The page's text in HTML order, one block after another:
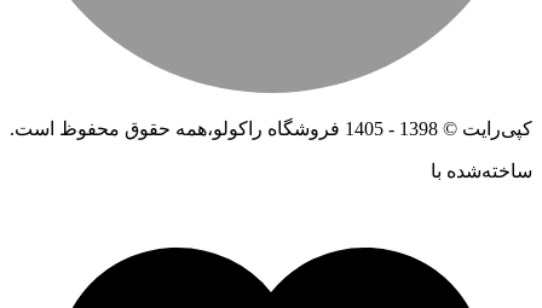
کپی‌رایت © 1398 - 1405 فروشگاه راکولو،همه حقوق محفوظ است.
ساخته‌شده ‌با